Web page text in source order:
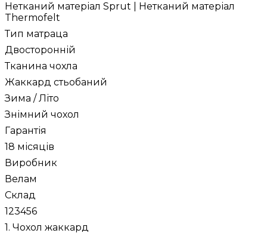
Нетканий матеріал Sprut | Нетканий матеріал
Thermofelt
Тип матраца
Двосторонній
Тканина чохла
Жаккард стьобаний
Зима / Літо
Знімний чохол
Гарантія
18 місяців
Виробник
Велам
Склад
123456
1. Чохол жаккард